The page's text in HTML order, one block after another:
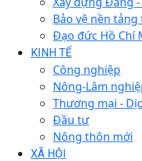
Bảo vệ nền
Đạo đức Hồ Chí
KINH TẾ
Công nghiệp
Nông-Lâm
Thương mại -
Đầu tư
Nông thôn mới
XÃ HỘI